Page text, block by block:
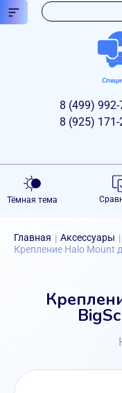
8 (499) 992-
8 (925)
Тёмная тема
Главная | Аксессуары |
Крепление Halo Mount